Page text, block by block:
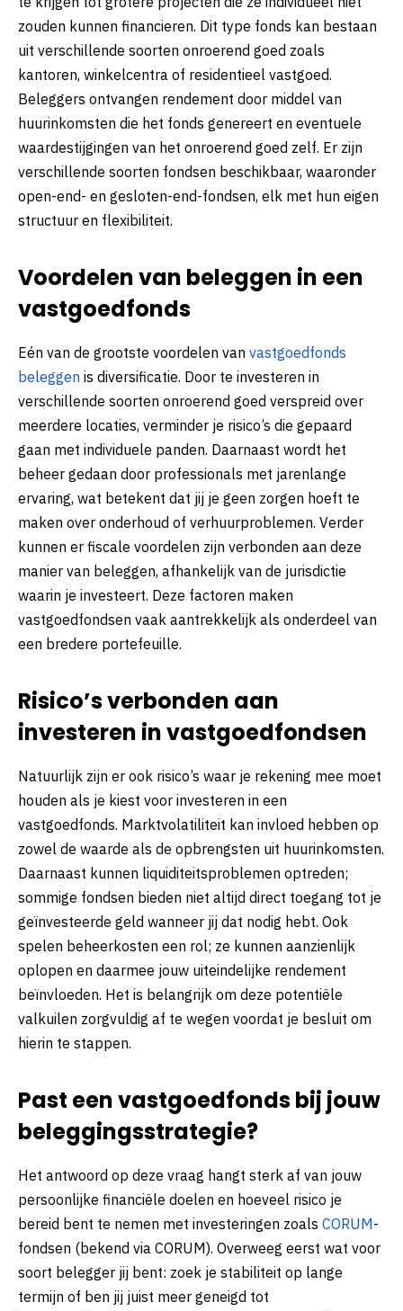
zouden kunnen financieren. Dit type fonds kan bestaan
uit verschillende soorten onroerend goed zoals
kantoren, winkelcentra of residentieel vastgoed.
Beleggers ontvangen rendement door middel van
huurinkomsten die het fonds genereert en eventuele
waardestijgingen van het onroerend goed zelf. Er zijn
verschillende soorten fondsen beschikbaar, waaronder
open-end- en gesloten-end-fondsen, elk met hun eigen
structuur en flexibiliteit.
Voordelen van beleggen in een
vastgoedfonds
Eén van de grootste voordelen van vastgoedfonds
beleggen is diversificatie. Door te investeren in
verschillende soorten onroerend goed verspreid over
meerdere locaties, verminder je risico’s die gepaard
gaan met individuele panden. Daarnaast wordt het
beheer gedaan door professionals met jarenlange
ervaring, wat betekent dat jij je geen zorgen hoeft te
maken over onderhoud of verhuurproblemen. Verder
kunnen er fiscale voordelen zijn verbonden aan deze
manier van beleggen, afhankelijk van de jurisdictie
waarin je investeert. Deze factoren maken
vastgoedfondsen vaak aantrekkelijk als onderdeel van
een bredere portefeuille.
Risico’s verbonden aan
investeren in vastgoedfondsen
Natuurlijk zijn er ook risico’s waar je rekening mee moet
houden als je kiest voor investeren in een
vastgoedfonds. Marktvolatiliteit kan invloed hebben op
zowel de waarde als de opbrengsten uit huurinkomsten.
Daarnaast kunnen liquiditeitsproblemen optreden;
sommige fondsen bieden niet altijd direct toegang tot je
geïnvesteerde geld wanneer jij dat nodig hebt. Ook
spelen beheerkosten een rol; ze kunnen aanzienlijk
oplopen en daarmee jouw uiteindelijke rendement
beïnvloeden. Het is belangrijk om deze potentiële
valkuilen zorgvuldig af te wegen voordat je besluit om
hierin te stappen.
Past een vastgoedfonds bij jouw
beleggingsstrategie?
Het antwoord op deze vraag hangt sterk af van jouw
persoonlijke financiële doelen en hoeveel risico je
bereid bent te nemen met investeringen zoals CORUM-
fondsen (bekend via CORUM). Overweeg eerst wat voor
soort belegger jij bent: zoek je stabiliteit op lange
termijn of ben jij juist meer geneigd tot